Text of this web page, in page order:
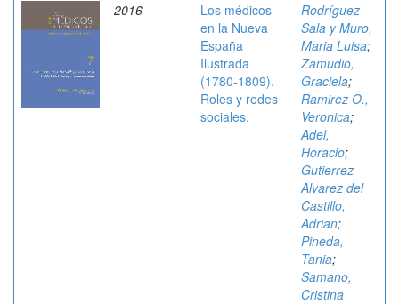
2016
Los médicos
en la Nueva
España
Ilustrada
(1780-1809).
Roles y redes
sociales.
Rodríguez
Sala y Muro,
Maria Luisa;
Zamudio,
Graciela;
Ramirez O.,
Veronica;
Adel,
Horacio;
Gutierrez
Alvarez del
Castillo,
Adrian;
Pineda,
Tania;
Samano,
Cristina